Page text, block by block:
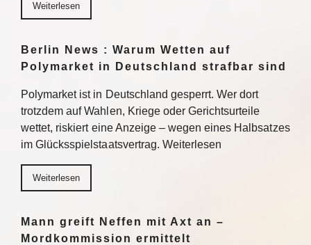
Weiterlesen
Berlin News : Warum Wetten auf
Polymarket in Deutschland strafbar sind
Polymarket ist in Deutschland gesperrt. Wer dort
trotzdem auf Wahlen, Kriege oder Gerichtsurteile
wettet, riskiert eine Anzeige – wegen eines Halbsatzes
im Glücksspielstaatsvertrag. Weiterlesen
Weiterlesen
Mann greift Neffen mit Axt an –
Mordkommission ermittelt